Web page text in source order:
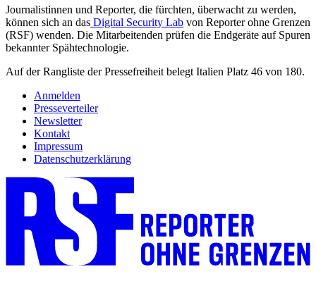
Journalistinnen und Reporter, die fürchten, überwacht zu werden,
können sich an das Digital Security Lab von Reporter ohne Grenzen
(RSF) wenden. Die Mitarbeitenden prüfen die Endgeräte auf Spuren
bekannter Spähtechnologie.
Auf der Rangliste der Pressefreiheit belegt Italien Platz 46 von 180.
Anmelden
Presseverteiler
Newsletter
Kontakt
Impressum
Datenschutzerklärung